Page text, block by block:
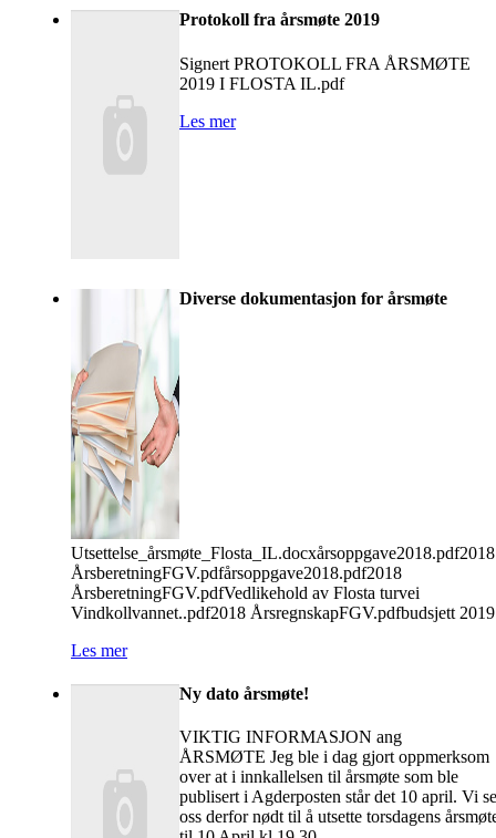
Protokoll fra årsmøte 2019
Signert PROTOKOLL FRA ÅRSMØTE
2019 I FLOSTA IL.pdf
Les mer
Diverse dokumentasjon for årsmøte
Utsettelse_årsmøte_Flosta_IL.docxårsoppgave2018.pdf2018
ÅrsberetningFGV.pdfårsoppgave2018.pdf2018
ÅrsberetningFGV.pdfVedlikehold av Flosta turvei
Vindkollvannet..pdf2018 ÅrsregnskapFGV.pdfbudsjett 2019
Les mer
Ny dato årsmøte!
VIKTIG INFORMASJON ang
ÅRSMØTE Jeg ble i dag gjort oppmerksom
over at i innkallelsen til årsmøte som ble
publisert i Agderposten står det 10 april. Vi
oss derfor nødt til å utsette torsdagens